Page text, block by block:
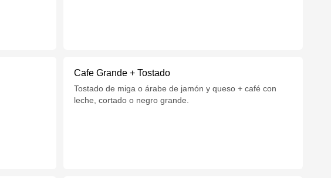
Cafe Grande + Tostado
Tostado de miga o árabe de jamón y queso + café con
leche, cortado o negro grande.